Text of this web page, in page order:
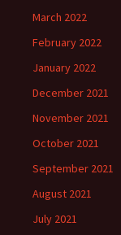
March 2022
February 2022
January 2022
December 2021
November 2021
October 2021
September 2021
August 2021
July 2021